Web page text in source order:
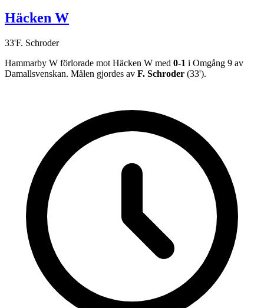
Häcken W
33'F. Schroder
Hammarby W förlorade mot Häcken W med 0-1 i Omgång 9 av
Damallsvenskan. Målen gjordes av F. Schroder (33').